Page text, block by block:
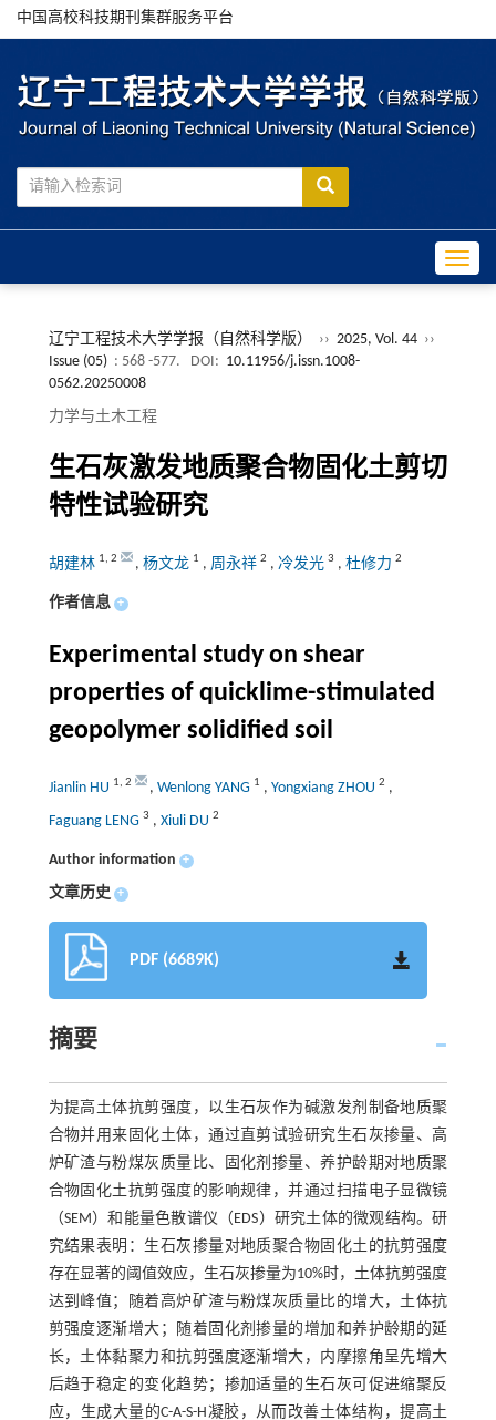
中国高校科技期刊集群服务平台
辽宁工程技术大学学报（自然科学版） ›› 2025, Vol. 44 ››
Issue (05) : 568 -577. DOI: 10.11956/j.issn.1008-
0562.20250008
力学与土木工程
生石灰激发地质聚合物固化土剪切
特性试验研究
胡建林 1, 2 , 杨文龙 1 , 周永祥 2 , 冷发光 3 , 杜修力 2
作者信息 +
Experimental study on shear
properties of quicklime-stimulated
geopolymer solidified soil
Jianlin HU 1, 2 , Wenlong YANG 1 , Yongxiang ZHOU 2 ,
Faguang LENG 3 , Xiuli DU 2
Author information +
文章历史 +
PDF (6689K)
摘要
为提高土体抗剪强度，以生石灰作为碱激发剂制备地质聚
合物并用来固化土体，通过直剪试验研究生石灰掺量、高
炉矿渣与粉煤灰质量比、固化剂掺量、养护龄期对地质聚
合物固化土抗剪强度的影响规律，并通过扫描电子显微镜
（SEM）和能量色散谱仪（EDS）研究土体的微观结构。研
究结果表明：生石灰掺量对地质聚合物固化土的抗剪强度
存在显著的阈值效应，生石灰掺量为10%时，土体抗剪强度
达到峰值；随着高炉矿渣与粉煤灰质量比的增大，土体抗
剪强度逐渐增大；随着固化剂掺量的增加和养护龄期的延
长，土体黏聚力和抗剪强度逐渐增大，内摩擦角呈先增大
后趋于稳定的变化趋势；掺加适量的生石灰可促进缩聚反
应，生成大量的C-A-S-H凝胶，从而改善土体结构，提高土